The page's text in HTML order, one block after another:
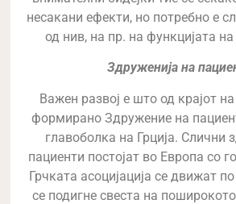
несакани ефекти, но потребно е
од нив, на пр. на функцијата
Здруженија на
Важен развој е што од крајот
формирано Здружение на
главоболка на Грција. Слични
пациенти постојат во Европа со
Грчката асоцијација се движат
се подигне свеста на